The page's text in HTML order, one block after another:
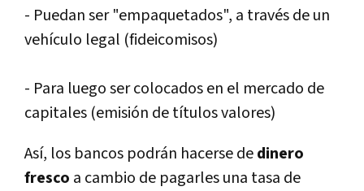
- Puedan ser "empaquetados", a través de un
vehí­culo legal (fideicomisos)
- Para luego ser colocados en el mercado de
capitales (emisión de tí­tulos valores)
Así­, los bancos podrán hacerse dedinero
fresco a cambio de pagarles una tasa de